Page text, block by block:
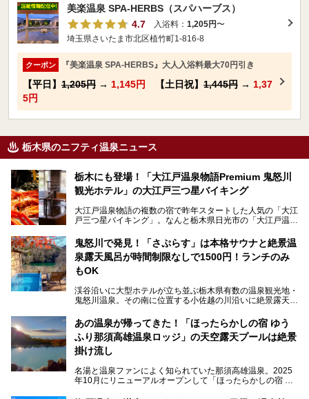
美楽温泉 SPA-HERBS（スパハーブス）
4.7
入浴料： 1,205円〜
埼玉県さいたま市北区植竹町1-816-8
クーポン 『美楽温泉 SPA-HERBS』大人入浴料最大70円引き
【平日】 1,205円 → 1,145円 【土日祝】 1,445円 → 1,37
5円
栃木県のニフティ温泉ニュース
栃木にも登場！「大江戸温泉物語Premium 鬼怒川
観光ホテル」の大江戸三つ星バイキング
大江戸温泉物語の複数の宿で昨年スタートした人気の「大江
戸三つ星バイキング」。なんと栃木県日光市の「大江戸温泉
ここは首都圏から1泊で行きやすい鬼怒川温泉の渓流沿いに
建つホテルで、バイキングの他にも天然温泉の大浴場とサウ
ナ、フリーフローサービスのラウンジなど館内で楽しめるス
ポットがたくさんあり、3世代旅行やグループ旅行にもぴっ
たり。
そんな「大江戸温泉物語Premium 鬼怒川観光ホテル」の魅
力を詳しく紹介しちゃいます。
───
提供元：大江戸温泉物語ホテルズ＆リゾーツ株式会社【P
R】
この記事は大江戸温泉物語Premium 鬼怒川観光ホテルのPR
記事です。
鬼怒川で発見！「さぷらす」は本格サウナと絶景温
泉露天風呂が時間制限なしで1500円！ランチのみ
もOK
渓谷沿いに大型ホテルが立ち並ぶ栃木県有数の温泉観光地・
鬼怒川温泉。その南に位置する小佐越の川沿いに絶景露天風
こだわりのサウナ、掛け流しの水風呂、天然温泉の露天風
呂、食事処、休憩室など備えて、決して大規模施設ではあり
ませんが、鬼怒川温泉観光の行き帰りに、はたまたサウナで
一日リフレッシュするための目的地に！ぜひオススメしたい
スポットです。時間制限も無いので1人1,500円でひがな一
日サウナや温泉を楽しんでお昼も食べてごろごろできちゃい
ますよ。
あの温泉が帰ってきた！「ほったらかしの宿 ゆう
ふり那須高雄温泉ロッジ」の天空露天プールは絶景
掛け流し
名湯と温泉ファンによく知られていた那須高雄温泉。2025
年10月にリニューアルオープンして「ほったらかしの宿 ゆ